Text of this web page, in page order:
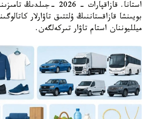
استانا. قازاقپارات - 2026 -
ميلليوننان استام تاۋار تىركەلگەن.